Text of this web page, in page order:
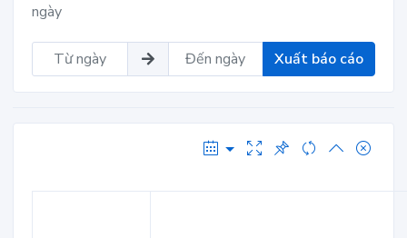
ngày
Xuất báo cáo